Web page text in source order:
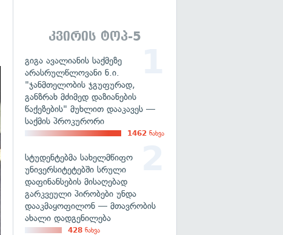
კვირის ტოპ-5
გიგა ავალიანის საქმეზე
არასრულწლოვანი ნ.ი.
"ჯანმთელობის ჯგუფურად,
განზრახ მძიმედ დაზიანების
წაქეზების" მუხლით დააკავეს —
საქმის პროკურორი
1462 ნახვა
სტუდენტებმა სახელმწიფო
უნივერსიტეტებში სრული
დაფინანსების მისაღებად
გარკვეული პირობები უნდა
დააკმაყოფილონ — მთავრობის
ახალი დადგენილება
428 ნახვა